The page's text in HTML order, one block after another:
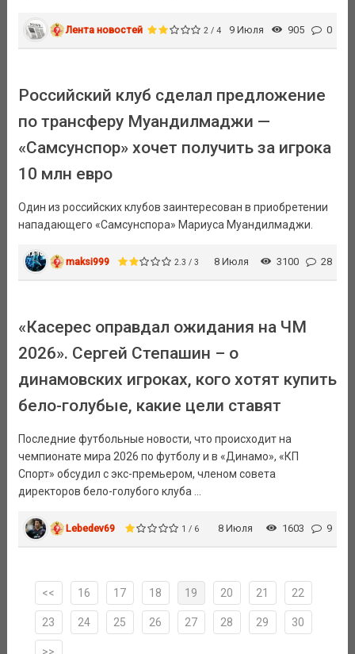
Лента новостей 2 / 4 9 Июля 905 0
Российский клуб сделал предложение
по трансферу Муандилмаджи —
«Самсунспор» хочет получить за игрока
10 млн евро
Один из российских клубов заинтересован в приобретении
нападающего «Самсунспора» Мариуса Муандилмаджи.
maksi999 2.3 / 3 8 Июля 3100 28
«Касерес оправдал ожидания на ЧМ
2026». Сергей Степашин – о
динамовских игроках, кого хотят купить
бело-голубые, какие цели ставят
Последние футбольные новости, что происходит на
чемпионате мира 2026 по футболу и в «Динамо», «КП
Спорт» обсудил с экс-премьером, членом совета
директоров бело-голубого клуба ...
Lebedev69 1 / 6 8 Июля 1603 9
<< 16 17 18 19 20 21 22
23 24 25 26 27 28 29 30